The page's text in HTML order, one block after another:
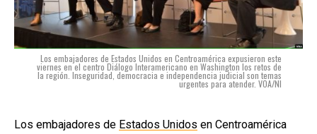
Los embajadores de Estados Unidos en Centroamérica expusieron este
viernes en el centro Diálogo Interamericano en Washington los retos de
la región. Inseguridad, democracia e independencia judicial son temas
urgentes para atender. VOA/NI
Los embajadores de Estados Unidos en Centroamérica